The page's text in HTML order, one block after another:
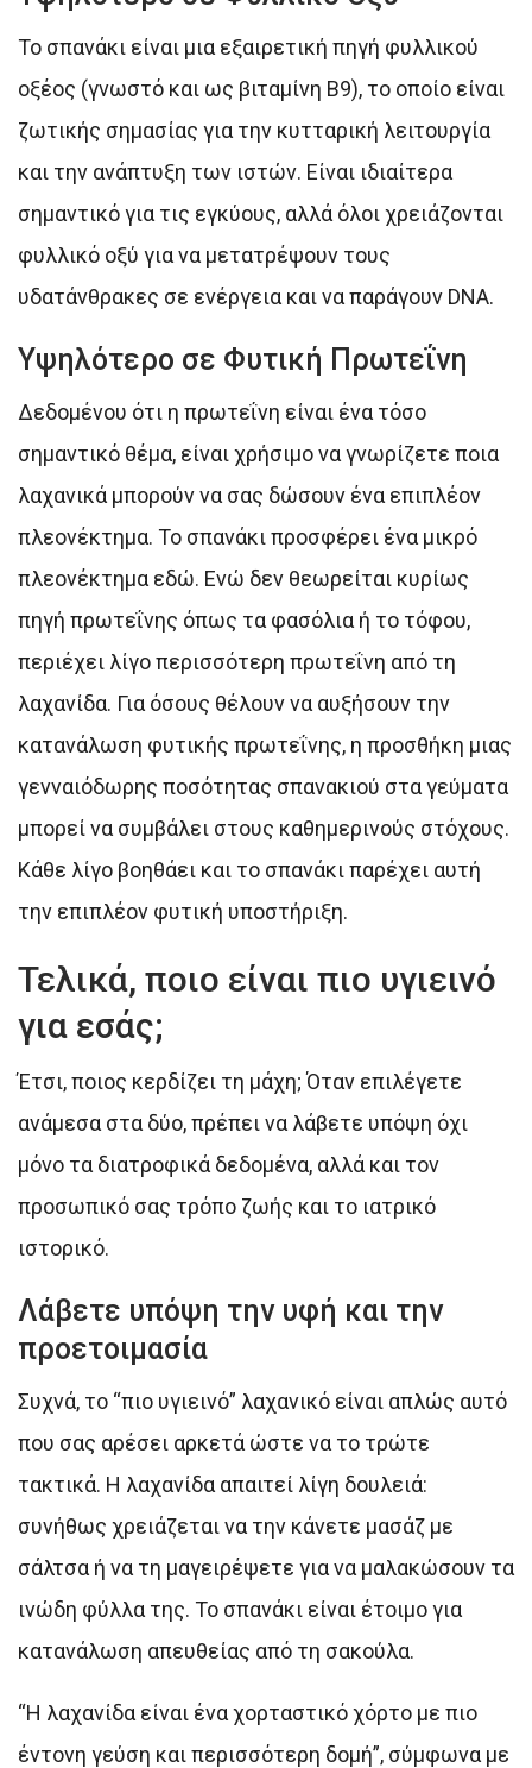
Το σπανάκι είναι μια εξαιρετική πηγή φυλλικού
οξέος (γνωστό και ως βιταμίνη Β9), το οποίο είναι
ζωτικής σημασίας για την κυτταρική λειτουργία
και την ανάπτυξη των ιστών. Είναι ιδιαίτερα
σημαντικό για τις εγκύους, αλλά όλοι χρειάζονται
φυλλικό οξύ για να μετατρέψουν τους
υδατάνθρακες σε ενέργεια και να παράγουν DNA.
Υψηλότερο σε Φυτική Πρωτεΐνη
Δεδομένου ότι η πρωτεΐνη είναι ένα τόσο
σημαντικό θέμα, είναι χρήσιμο να γνωρίζετε ποια
λαχανικά μπορούν να σας δώσουν ένα επιπλέον
πλεονέκτημα. Το σπανάκι προσφέρει ένα μικρό
πλεονέκτημα εδώ. Ενώ δεν θεωρείται κυρίως
πηγή πρωτεΐνης όπως τα φασόλια ή το τόφου,
περιέχει λίγο περισσότερη πρωτεΐνη από τη
λαχανίδα. Για όσους θέλουν να αυξήσουν την
κατανάλωση φυτικής πρωτεΐνης, η προσθήκη μιας
γενναιόδωρης ποσότητας σπανακιού στα γεύματα
μπορεί να συμβάλει στους καθημερινούς στόχους.
Κάθε λίγο βοηθάει και το σπανάκι παρέχει αυτή
την επιπλέον φυτική υποστήριξη.
Τελικά, ποιο είναι πιο υγιεινό
για εσάς;
Έτσι, ποιος κερδίζει τη μάχη; Όταν επιλέγετε
ανάμεσα στα δύο, πρέπει να λάβετε υπόψη όχι
μόνο τα διατροφικά δεδομένα, αλλά και τον
προσωπικό σας τρόπο ζωής και το ιατρικό
ιστορικό.
Λάβετε υπόψη την υφή και την
προετοιμασία
Συχνά, το “πιο υγιεινό” λαχανικό είναι απλώς αυτό
που σας αρέσει αρκετά ώστε να το τρώτε
τακτικά. Η λαχανίδα απαιτεί λίγη δουλειά:
συνήθως χρειάζεται να την κάνετε μασάζ με
σάλτσα ή να τη μαγειρέψετε για να μαλακώσουν τα
ινώδη φύλλα της. Το σπανάκι είναι έτοιμο για
κατανάλωση απευθείας από τη σακούλα.
“Η λαχανίδα είναι ένα χορταστικό χόρτο με πιο
έντονη γεύση και περισσότερη δομή”, σύμφωνα με